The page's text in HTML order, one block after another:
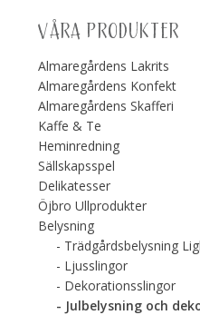
VÅRA PRODUKTER
Almaregårdens Lakrits
Almaregårdens Konfekt
Almaregårdens Skafferi
Kaffe & Te
Heminredning
Sällskapsspel
Delikatesser
Öjbro Ullprodukter
Belysning
Trädgårdsbelysning
Ljusslingor
Dekorationsslingor
Julbelysning och